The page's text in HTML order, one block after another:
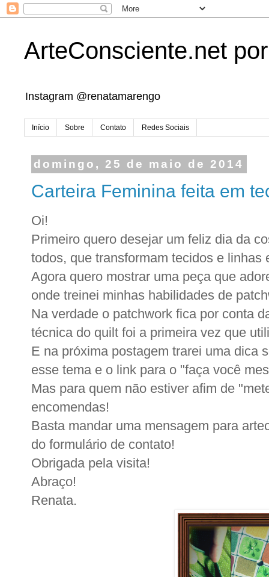
ArteConsciente.net
Instagram @renatamarengo
Início Sobre Contato Redes Sociais
domingo, 25 de maio de 2014
Carteira Feminina feita em
Oi!
Primeiro quero desejar um feliz dia da
todos, que transformam tecidos e linhas
Agora quero mostrar uma peça que
onde treinei minhas habilidades de
Na verdade o patchwork fica por conta
técnica do quilt foi a primeira vez que
E na próxima postagem trarei uma dica
esse tema e o link para o "faça você
Mas para quem não estiver afim de
encomendas!
Basta mandar uma mensagem para
do formulário de contato!
Obrigada pela visita!
Abraço!
Renata.